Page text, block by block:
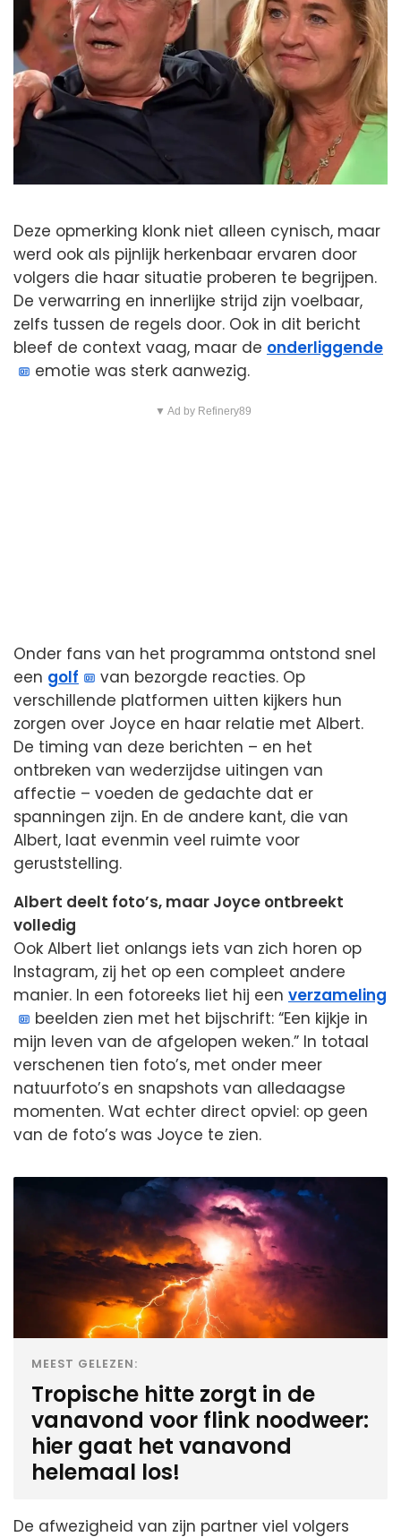
Deze opmerking klonk niet alleen cynisch, maar
werd ook als pijnlijk herkenbaar ervaren door
volgers die haar situatie proberen te begrijpen.
De verwarring en innerlijke strijd zijn voelbaar,
zelfs tussen de regels door. Ook in dit bericht
bleef de context vaag, maar de onderliggende
emotie was sterk aanwezig.
▼ Ad by Refinery89
Onder fans van het programma ontstond snel
een golf
van bezorgde reacties. Op
verschillende platformen uitten kijkers hun
zorgen over Joyce en haar relatie met Albert.
De timing van deze berichten – en het
ontbreken van wederzijdse uitingen van
affectie – voeden de gedachte dat er
spanningen zijn. En de andere kant, die van
Albert, laat evenmin veel ruimte voor
geruststelling.
Albert deelt foto’s, maar Joyce ontbreekt
volledig
Ook Albert liet onlangs iets van zich horen op
Instagram, zij het op een compleet andere
manier. In een fotoreeks liet hij een verzameling
beelden zien met het bijschrift: “Een kijkje in
mijn leven van de afgelopen weken.” In totaal
verschenen tien foto’s, met onder meer
natuurfoto’s en snapshots van alledaagse
momenten. Wat echter direct opviel: op geen
van de foto’s was Joyce te zien.
MEEST GELEZEN:
Tropische hitte zorgt in de
vanavond voor flink noodweer:
hier gaat het vanavond
helemaal los!
De afwezigheid van zijn partner viel volgers